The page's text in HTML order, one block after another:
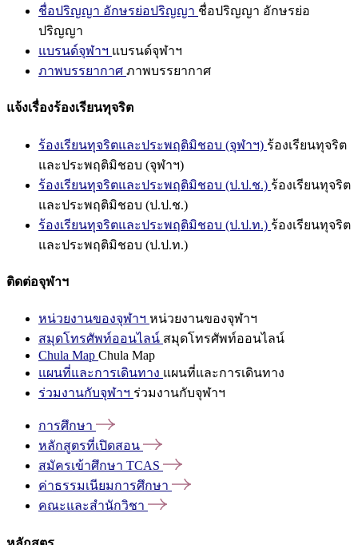
ชื่อปริญญา อักษรย่อปริญญา ชื่อปริญญา อักษรย่อ
ปริญญา
แบรนด์จุฬาฯ แบรนด์จุฬาฯ
ภาพบรรยากาศ ภาพบรรยากาศ
แจ้งเรื่องร้องเรียนทุจริต
ร้องเรียนทุจริตและประพฤติมิชอบ (จุฬาฯ) ร้องเรียนทุจริต
และประพฤติมิชอบ (จุฬาฯ)
ร้องเรียนทุจริตและประพฤติมิชอบ (ป.ป.ช.) ร้องเรียนทุจริต
และประพฤติมิชอบ (ป.ป.ช.)
ร้องเรียนทุจริตและประพฤติมิชอบ (ป.ป.ท.) ร้องเรียนทุจริต
และประพฤติมิชอบ (ป.ป.ท.)
ติดต่อจุฬาฯ
หน่วยงานของจุฬาฯ หน่วยงานของจุฬาฯ
สมุดโทรศัพท์ออนไลน์ สมุดโทรศัพท์ออนไลน์
Chula Map Chula Map
แผนที่และการเดินทาง แผนที่และการเดินทาง
ร่วมงานกับจุฬาฯ ร่วมงานกับจุฬาฯ
การศึกษา
หลักสูตรที่เปิดสอน
สมัครเข้าศึกษา TCAS
ค่าธรรมเนียมการศึกษา
คณะและสำนักวิชา